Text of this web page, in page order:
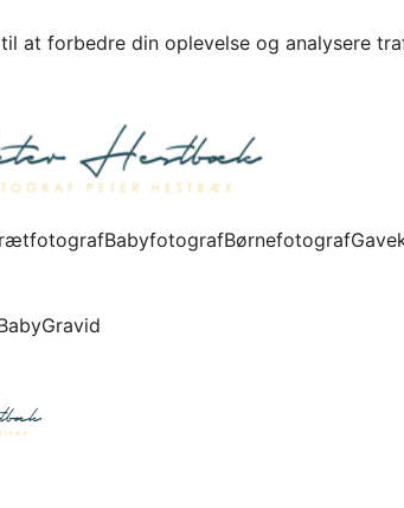
at forbedre din oplevelse og analysere
BabyfotografBørnefotograf
Gravid